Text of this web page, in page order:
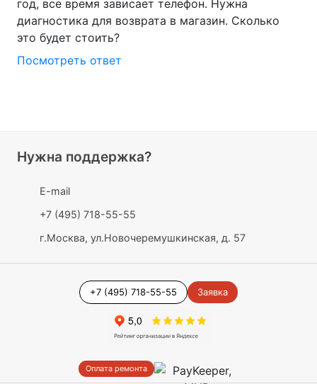
год, все время зависает телефон. Нужна
диагностика для возврата в магазин. Сколько
это будет стоить?
Посмотреть ответ
Нужна поддержка?
E-mail
+7 (495) 718-55-55
г.Москва, ул.Новочеремушкинская, д. 57
+7 (495) 718-55-55 Заявка
Оплата ремонта